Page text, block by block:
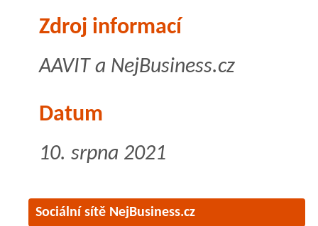
Zdroj informací
AAVIT a NejBusiness.cz
Datum
10. srpna 2021
Sociální sítě NejBusiness.cz